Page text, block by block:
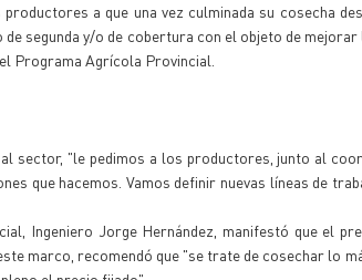
a que una vez culminada su cosecha
segunda y/o de cobertura con el objeto de mejorar
Programa Agrícola Provincial.
sector, "le pedimos a los productores, junto al
que hacemos. Vamos definir nuevas líneas de
Ingeniero Jorge Hernández, manifestó que el
marco, recomendó que "se trate de cosechar lo